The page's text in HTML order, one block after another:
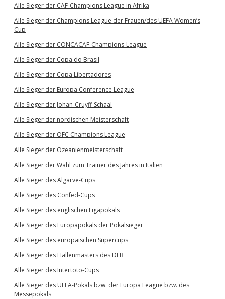
Alle Sieger der CAF-Champions League in Afrika
Alle Sieger der Champions League der Frauen/des UEFA Women’s
Cup
Alle Sieger der CONCACAF-Champions-League
Alle Sieger der Copa do Brasil
Alle Sieger der Copa Libertadores
Alle Sieger der Europa Conference League
Alle Sieger der Johan-Cruyff-Schaal
Alle Sieger der nordischen Meisterschaft
Alle Sieger der OFC Champions League
Alle Sieger der Ozeanienmeisterschaft
Alle Sieger der Wahl zum Trainer des Jahres in Italien
Alle Sieger des Algarve-Cups
Alle Sieger des Confed-Cups
Alle Sieger des englischen Ligapokals
Alle Sieger des Europapokals der Pokalsieger
Alle Sieger des europäischen Supercups
Alle Sieger des Hallenmasters des DFB
Alle Sieger des Intertoto-Cups
Alle Sieger des UEFA-Pokals bzw. der Europa League bzw. des
Messepokals